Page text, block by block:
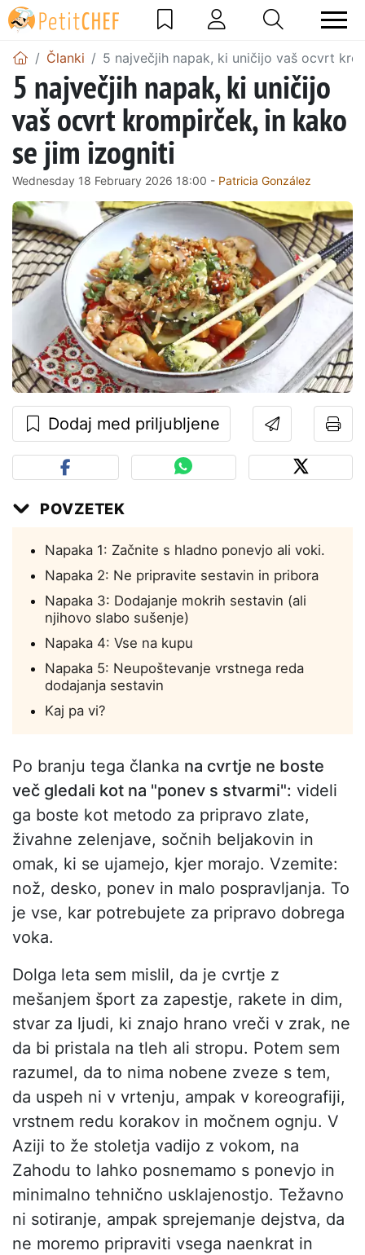
Članki 5 največjih napak, ki uničijo vaš ocvrt
5 največjih napak, ki uničijo
vaš ocvrt krompirček, in kako
se jim izogniti
Wednesday 18 February 2026 18:00 - Patricia González
Dodaj med priljubljene
POVZETEK
Napaka 1: Začnite s hladno ponevjo ali voki.
Napaka 2: Ne pripravite sestavin in pribora
Napaka 3: Dodajanje mokrih sestavin (ali
njihovo slabo sušenje)
Napaka 4: Vse na kupu
Napaka 5: Neupoštevanje vrstnega reda
dodajanja sestavin
Kaj pa vi?
Po branju tega članka na cvrtje ne boste
več gledali kot na "ponev s stvarmi": videli
ga boste kot metodo za pripravo zlate,
živahne zelenjave, sočnih beljakovin in
omak, ki se ujamejo, kjer morajo. Vzemite:
nož, desko, ponev in malo pospravljanja. To
je vse, kar potrebujete za pripravo dobrega
voka.
Dolga leta sem mislil, da je cvrtje z
mešanjem šport za zapestje, rakete in dim,
stvar za ljudi, ki znajo hrano vreči v zrak, ne
da bi pristala na tleh ali stropu. Potem sem
razumel, da to nima nobene zveze s tem,
da uspeh ni v vrtenju, ampak v koreografiji,
vrstnem redu korakov in močnem ognju. V
Aziji to že stoletja vadijo z vokom, na
Zahodu to lahko posnemamo s ponevjo in
minimalno tehnično usklajenostjo. Težavno
ni sotiranje, ampak sprejemanje dejstva, da
ne moremo pripraviti vsega naenkrat in